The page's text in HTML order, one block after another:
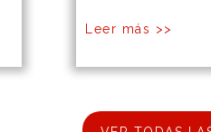
Leer más >>